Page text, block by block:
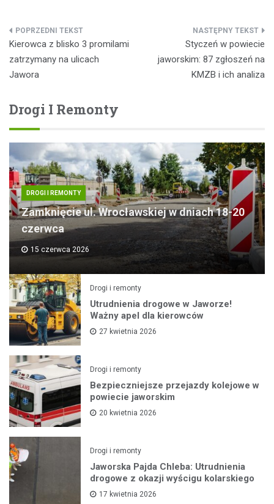
Nawigacja
wpisu
Kierowca z blisko 3 promilami
zatrzymany na ulicach
Jawora
Styczeń w powiecie
jaworskim: 87 zgłoszeń na
KMZB i ich analiza
Drogi I Remonty
DROGI I REMONTY
Zamknięcie ul. Wrocławskiej w dniach 18-20
czerwca
15 czerwca 2026
Drogi i remonty
Utrudnienia drogowe w Jaworze!
Ważny apel dla kierowców
27 kwietnia 2026
Drogi i remonty
Bezpieczniejsze przejazdy kolejowe w
powiecie jaworskim
20 kwietnia 2026
Drogi i remonty
Jaworska Pajda Chleba: Utrudnienia
drogowe z okazji wyścigu kolarskiego
17 kwietnia 2026